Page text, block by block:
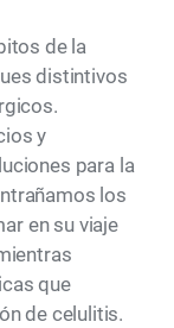
de la
distintivos
y
para la
los
en su viaje
que
de celulitis.